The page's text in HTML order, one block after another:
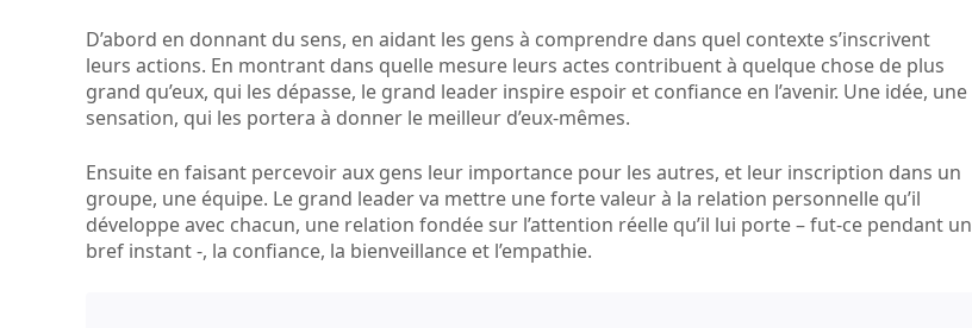
D’abord en donnant du sens, en aidant les gens à comprendre dans quel contexte s’inscrivent
leurs actions. En montrant dans quelle mesure leurs actes contribuent à quelque chose de plus
grand qu’eux, qui les dépasse, le grand leader inspire espoir et confiance en l’avenir. Une idée, une
sensation, qui les portera à donner le meilleur d’eux-mêmes.
Ensuite en faisant percevoir aux gens leur importance pour les autres, et leur inscription dans un
groupe, une équipe. Le grand leader va mettre une forte valeur à la relation personnelle qu’il
développe avec chacun, une relation fondée sur l’attention réelle qu’il lui porte – fut-ce pendant un
bref instant -, la confiance, la bienveillance et l’empathie.